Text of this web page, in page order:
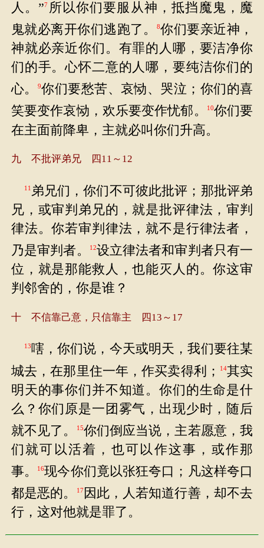
人。”7 所以你们要服从神，抵挡魔鬼，魔
鬼就必离开你们逃跑了。
8你们要亲近神，
神就必亲近你们。有罪的人哪，要洁净你
们的手。心怀二意的人哪，要纯洁你们的
心。
9你们要愁苦、哀恸、哭泣；你们的喜
笑要变作哀恸，欢乐要变作忧郁。
10你们要
在主面前降卑，主就必叫你们升高。
九 不批评弟兄 四11～12
11 弟兄们，你们不可彼此批评；那批评弟
兄，或审判弟兄的，就是批评律法，审判
律法。你若审判律法，就不是行律法者，
乃是审判者。
12设立律法者和审判者只有一
位，就是那能救人，也能灭人的。你这审
判邻舍的，你是谁？
十 不信靠己意，只信靠主 四13～17
13嗐，你们说，今天或明天，我们要往某
城去，在那里住一年，作买卖得利；
14其实
明天的事你们并不知道。你们的生命是什
么？你们原是一团雾气，出现少时，随后
就不见了。
15你们倒应当说，主若愿意，我
们就可以活着，也可以作这事，或作那
事。
16现今你们竟以张狂夸口；凡这样夸口
都是恶的。
17因此，人若知道行善，却不去
行，这对他就是罪了。